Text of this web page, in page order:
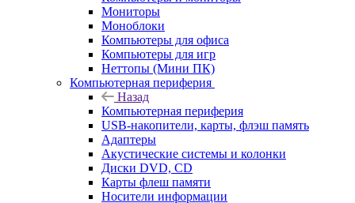
Мониторы
Моноблоки
Компьютеры для офиса
Компьютеры для игр
Неттопы (Мини ПК)
Компьютерная периферия
Назад
Компьютерная периферия
USB-накопители, карты, флэш память
Адаптеры
Акустические системы и колонки
Диски DVD, CD
Карты флеш памяти
Носители информации